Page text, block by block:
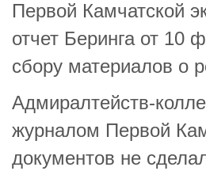
Первой Камчатской
отчет Беринга от 10
сбору материалов о
Адмиралтейств-
журналом Первой
документов не